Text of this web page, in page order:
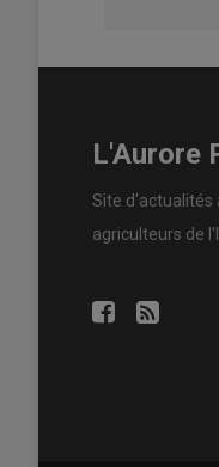
L'Aurore
Site d'actualités
agriculteurs de